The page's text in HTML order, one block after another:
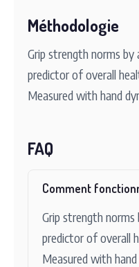
Méthodologie
Grip strength norms by
predictor of overall
Measured with hand
FAQ
Comment
Grip strength norms
predictor of overall
Measured with